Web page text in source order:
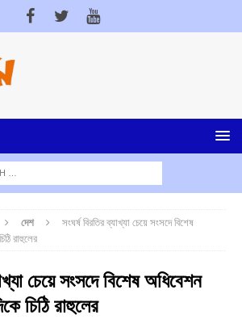
দেশ
সংঘর্ষ বিরতির ব্যাখ্যা চেয়ে সংসদে বিশেষ
রাহুলের
চেয়ে সংসদে বিশেষ অধিবেশন
চিঠি রাহুলের